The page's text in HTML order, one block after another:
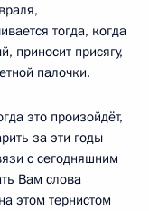
тогда, когда
приносит присягу,
палочки.
это произойдёт,
за эти годы
с сегодняшним
Вам слова
этом тернистом